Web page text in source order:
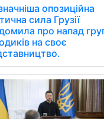
опозиційна
сила Грузії
про напад
на своє